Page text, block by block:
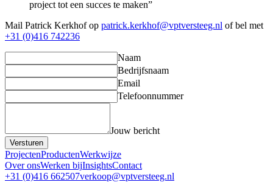
project tot een succes te maken”
Mail Patrick Kerkhof op patrick.kerkhof@vptversteeg.nl of bel met
+31 (0)416 742236
Naam
Bedrijfsnaam
Email
Telefoonnummer
Jouw bericht
Versturen
ProjectenProductenWerkwijze
Over onsWerken bijInsightsContact
+31 (0)416 662507verkoop@vptversteeg.nl